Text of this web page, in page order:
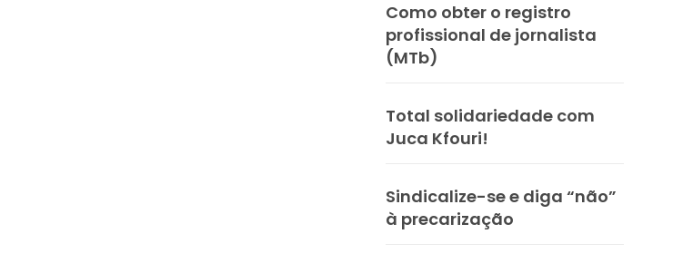
Como obter o registro
profissional de jornalista
(MTb)
Total solidariedade com
Juca Kfouri!
Sindicalize-se e diga “não”
à precarização